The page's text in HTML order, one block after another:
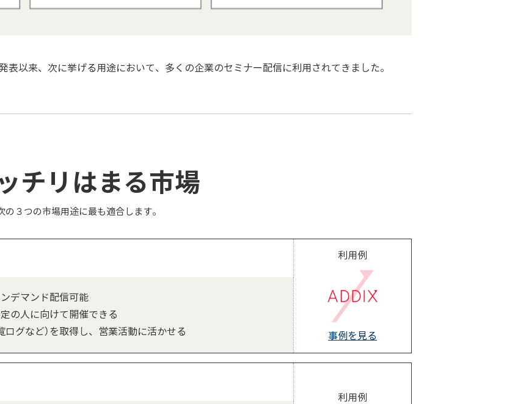
表以来、次に挙げる用途において、多くの企業のセミナー配信に利用されてきました。
チリはまる市場
の３つの市場用途に最も適合します。
利用例
事例を見る
デマンド配信可能
の人に向けて開催できる
グなど）を取得し、営業活動に活かせる
利用例